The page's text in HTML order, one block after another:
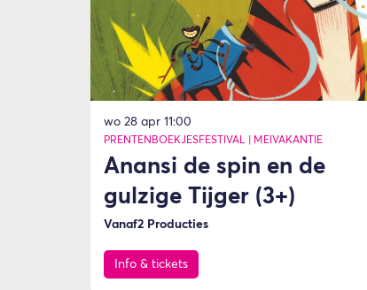
Anansi de spin en de
gulzige Tijger (3+)
Vanaf2 Producties
PRENTENBOEKJESFESTIVAL | MEIVAKANTIE
wo 28 apr 11:00
Info & tickets